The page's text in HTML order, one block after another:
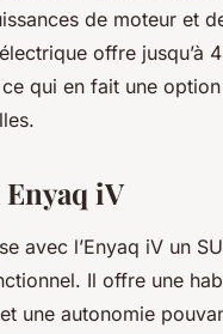
de moteur et
offre jusqu’à
ce qui en fait une
Enyaq iV
avec l’Enyaq iV un
Il offre une
une autonomie